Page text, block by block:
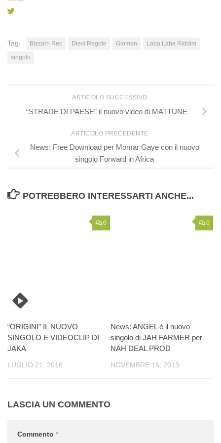
Tag: Bizzarri Rec Dieci Regole Gioman
Laba Laba Riddim
singolo
ARTICOLO SUCCESSIVO
“STRADE DI PAESE” il nuovo video di MATTUNE
ARTICOLO PRECEDENTE
News: Free Download per Momar Gaye con il nuovo
singolo Forward in Africa
POTREBBERO INTERESSARTI ANCHE...
0
“ORIGINI” IL NUOVO
SINGOLO E VIDEOCLIP DI
JAKA
LUGLIO 21, 2016
0
News: ANGEL è il nuovo
singolo di JAH FARMER per
NAH DEAL PROD
NOVEMBRE 16, 2013
LASCIA UN COMMENTO
Commento *